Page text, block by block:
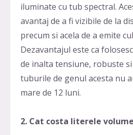
iluminate cu tub spectral.
avantaj de a fi vizibile de la
precum si acela de a emite
Dezavantajul este ca
de inalta tensiune, robuste
tuburile de genul acesta nu
mare de 12 luni.
2. Cat costa literele